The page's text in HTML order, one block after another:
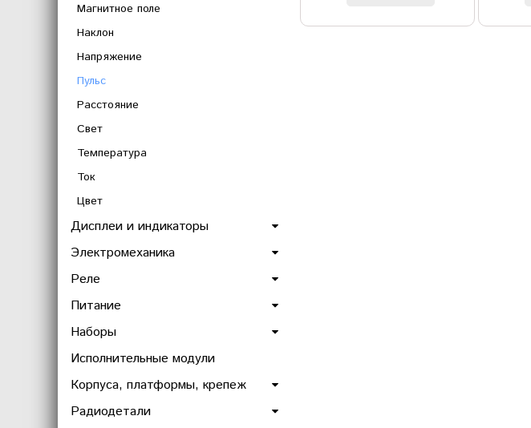
Магнитное поле
Наклон
Напряжение
Пульс
Расстояние
Свет
Температура
Ток
Цвет
Дисплеи и индикаторы
Электромеханика
Реле
Питание
Наборы
Исполнительные модули
Корпуса, платформы, крепеж
Радиодетали